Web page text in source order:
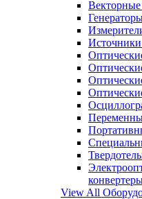
Векторные
Источники
View All